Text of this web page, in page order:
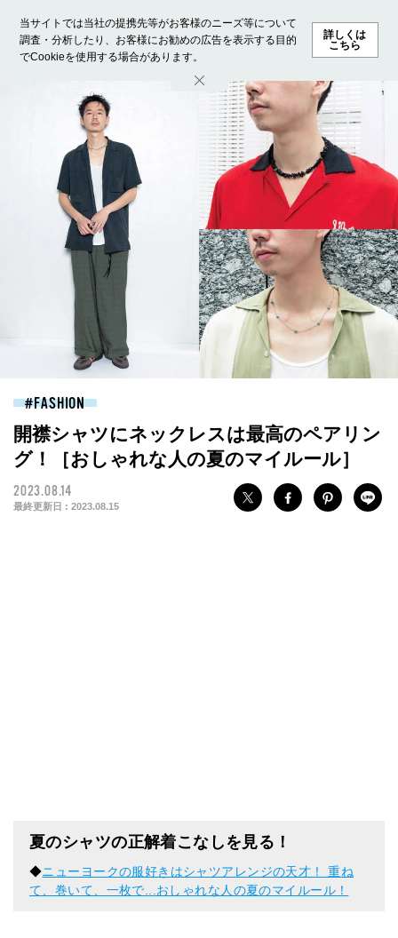
当サイトでは当社の提携先等がお客様のニーズ等について
調査・分析したり、お客様にお勧めの広告を表示する目的
でCookieを使用する場合があります。
詳しくは
こちら
ホーム モデル募集 ランキング ファッション ビューテ
FASHION
開襟シャツにネックレスは最高のペアリン
グ！［おしゃれな人の夏のマイルール］
2023.08.14
最終更新日 : 2023.08.15
夏のシャツの正解着こなしを見る！
◆ニューヨークの服好きはシャツアレンジの天才！ 重ね
て、巻いて、一枚で...おしゃれな人の夏のマイルール！